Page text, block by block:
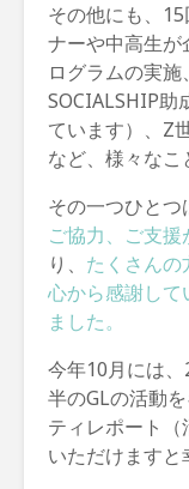
その他にも、
ナーや中高生
ログラムの実施
SOCIALSHIP助
ています）、Z
など、様々なこ
その一つひとつ
ご協力、ご支
り、 たくさん
心から感謝して
ました。
今年10月には
半のGLの活動
ティレポート
いただけますと